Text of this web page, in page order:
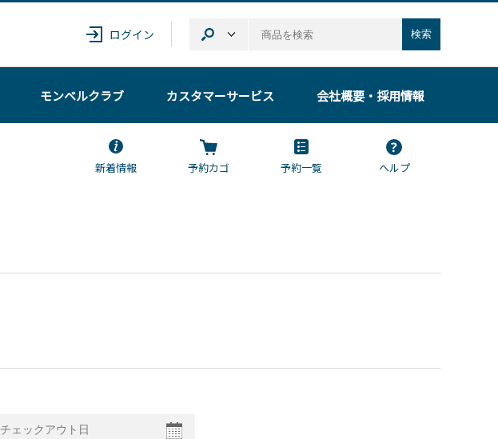
ログイン 検索
モンベルクラブ カスタマーサービス 会社概要・採用情報
新着情報 予約カゴ 予約一覧
ヘルプ